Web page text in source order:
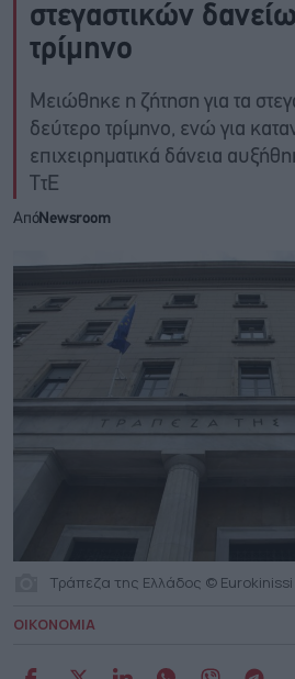
στεγαστικών
τρίμηνο
Μειώθηκε η ζήτηση για τα
δεύτερο τρίμηνο, ενώ για
επιχειρηματικά δάνεια
ΤτΕ
ΑπόNewsroom
Τράπεζα της Ελλάδος © Eurokinissi
ΟΙΚΟΝΟΜΙΑ